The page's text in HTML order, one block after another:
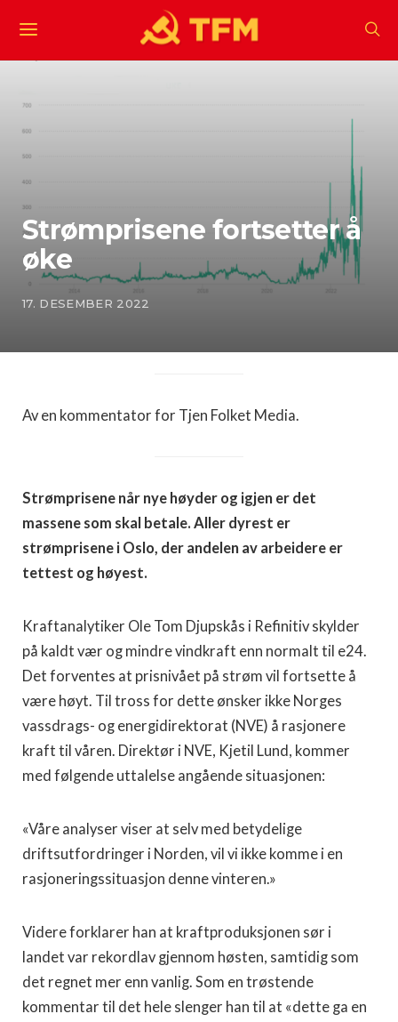
Strømprisene fortsetter å
øke
17. DESEMBER 2022
Av en kommentator for Tjen Folket Media.
Strømprisene når nye høyder og igjen er det
massene som skal betale. Aller dyrest er
strømprisene i Oslo, der andelen av arbeidere er
tettest og høyest.
Kraftanalytiker Ole Tom Djupskås i Refinitiv skylder
på kaldt vær og mindre vindkraft enn normalt til e24.
Det forventes at prisnivået på strøm vil fortsette å
være høyt. Til tross for dette ønsker ikke Norges
vassdrags- og energidirektorat (NVE) å rasjonere
kraft til våren. Direktør i NVE, Kjetil Lund, kommer
med følgende uttalelse angående situasjonen:
«Våre analyser viser at selv med betydelige
driftsutfordringer i Norden, vil vi ikke komme i en
rasjoneringssituasjon denne vinteren.»
Videre forklarer han at kraftproduksjonen sør i
landet var rekordlav gjennom høsten, samtidig som
det regnet mer enn vanlig. Som en trøstende
kommentar til det hele slenger han til at «dette ga en